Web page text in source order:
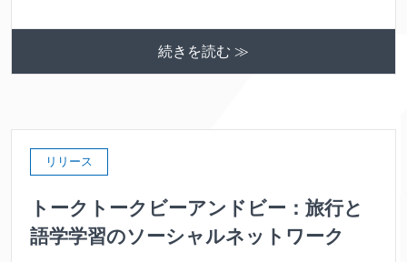
続きを読む ≫
リリース
トークトークビーアンドビー：旅行と
語学学習のソーシャルネットワーク